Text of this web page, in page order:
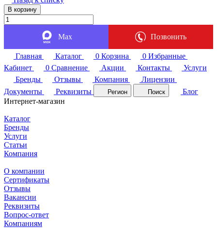
В корзину
Max Позвонить
Главная Каталог 0 Корзина 0 Избранные
Кабинет
0 Сравнение Акции Контакты
Услуги
Бренды
Отзывы Компания
Лицензии
Документы
Реквизиты Регион Поиск
Блог
Интернет-магазин
Каталог
Бренды
Услуги
Статьи
Компания
О компании
Сертификаты
Отзывы
Вакансии
Реквизиты
Вопрос-ответ
Компаниям